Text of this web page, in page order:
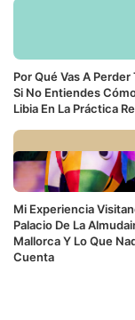
Por Qué Vas A Perder
Si No Entiendes
Libia En La Práctica
Mi Experiencia
Palacio De La
Mallorca Y Lo Que
Cuenta